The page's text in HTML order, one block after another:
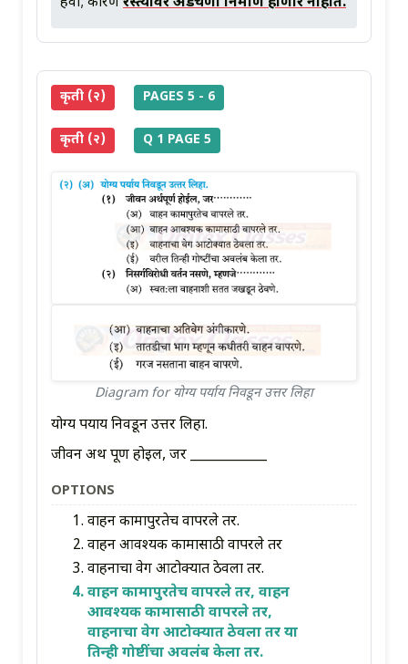
कृती (२) PAGES 5 - 6
कृती (२) Q 1 PAGE 5
Diagram for योग्य पर्याय निवडून उत्तर लिहा
योग्य पर्याय निवडून उत्तर लिहा.
जीवन अर्थ पूर्ण होईल, जर ____________
OPTIONS
वाहन कामापुरतेच वापरले तर.
वाहन आवश्यक कामासाठी वापरले तर
वाहनाचा वेग आटोक्यात ठेवला तर.
वाहन कामापुरतेच वापरले तर, वाहन
आवश्यक कामासाठी वापरले तर,
वाहनाचा वेग आटोक्यात ठेवला तर या
तिन्ही गोष्टींचा अवलंब केला तर.